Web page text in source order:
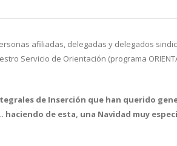
afiliadas, delegadas y delegados
Servicio de Orientación (programa
de Inserción que han querido
de esta, una Navidad muy